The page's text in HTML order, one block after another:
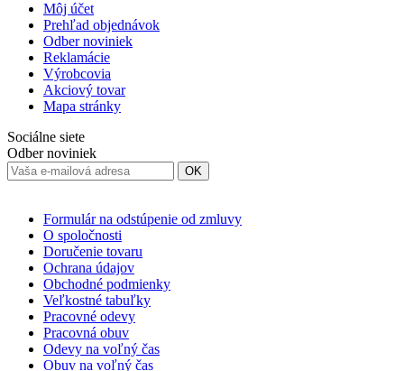
Môj účet
Prehľad objednávok
Odber noviniek
Reklamácie
Výrobcovia
Akciový tovar
Mapa stránky
Sociálne siete
Odber noviniek
OK
Formulár na odstúpenie od zmluvy
O spoločnosti
Doručenie tovaru
Ochrana údajov
Obchodné podmienky
Veľkostné tabuľky
Pracovné odevy
Pracovná obuv
Odevy na voľný čas
Obuv na voľný čas